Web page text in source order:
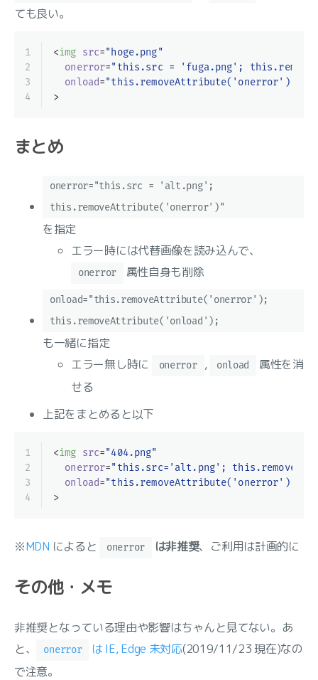
ても良い。
1
2
3
4
<img src="hoge.png"
onerror="this.src = 'fuga.png';
onload="this.removeAttribute('onerror');
>
まとめ
onerror="this.src = 'alt.png';
this.removeAttribute('onerror')"
を指定
エラー時には代替画像を読み込んで、
onerror 属性自身も削除
onload="this.removeAttribute('onerror');
this.removeAttribute('onload');
も一緒に指定
エラー無し時に
onerror , onload
属性を消
せる
上記をまとめると以下
1
2
3
4
<img src="404.png"
onerror="this.src='alt.png';
onload="this.removeAttribute('onerror');
>
※MDN によると onerror は非推奨、ご利用は計画的に
その他・メモ
非推奨となっている理由や影響はちゃんと見てない。あ
と、
onerror は IE, Edge 未対応(2019/11/23 現在)なの
で注意。